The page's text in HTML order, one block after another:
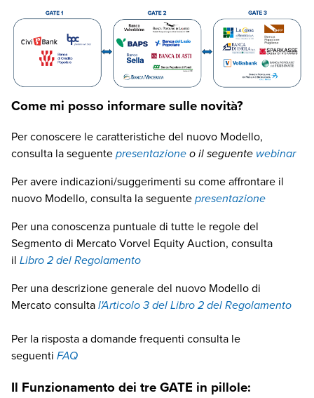
Come mi posso informare sulle novità?
Per conoscere le caratteristiche del nuovo Modello,
consulta la seguentepresentazioneo il seguente webinar
Per avere indicazioni/suggerimenti su come affrontare il
nuovo Modello, consulta la seguentepresentazione
Per una conoscenza puntuale di tutte le regole del
Segmento di Mercato Vorvel Equity Auction, consulta
il Libro 2 delRegolamento
Per una descrizione generale del nuovo Modello di
Mercato consultal'Articolo 3 del Libro 2 del Regolamento
Per la risposta a domande frequenti consulta le
seguenti FAQ
Il Funzionamento dei tre GATE in pillole: